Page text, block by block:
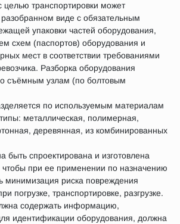
целью транспортировки может
разобранном виде с обязательным
упаковки частей оборудования,
схем (паспортов) оборудования и
мест в соответствии требованиями
Разборка оборудования
съёмным узлам (по болтовым
по используемым материалам
металлическая, полимерная,
деревянная, из комбинированных
быть спроектирована и изготовлена
чтобы при ее применении по назначению
минимизация риска повреждения
погрузке, транспортировке, разгрузке.
содержать информацию,
идентификации оборудования, должна